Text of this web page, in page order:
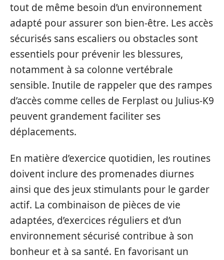
tout de même besoin d’un environnement
adapté pour assurer son bien-être. Les accès
sécurisés sans escaliers ou obstacles sont
essentiels pour prévenir les blessures,
notamment à sa colonne vertébrale
sensible. Inutile de rappeler que des rampes
d’accès comme celles de Ferplast ou Julius-K9
peuvent grandement faciliter ses
déplacements.
En matière d’exercice quotidien, les routines
doivent inclure des promenades diurnes
ainsi que des jeux stimulants pour le garder
actif. La combinaison de pièces de vie
adaptées, d’exercices réguliers et d’un
environnement sécurisé contribue à son
bonheur et à sa santé. En favorisant un